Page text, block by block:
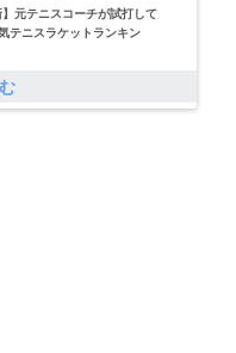
】元テニスコーチが試打して
テニスラケットランキン